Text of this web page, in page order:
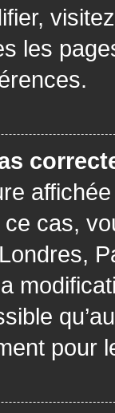
les
cas,
pour